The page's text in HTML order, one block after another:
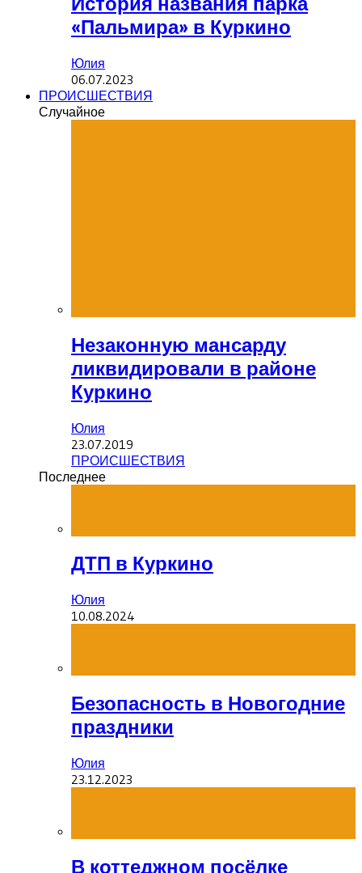
«Пальмира» в Куркино
Юлия
06.07.2023
ПРОИСШЕСТВИЯ
Случайное
Незаконную мансарду
ликвидировали в районе
Куркино
Юлия
23.07.2019
ПРОИСШЕСТВИЯ
Последнее
ДТП в Куркино
Юлия
10.08.2024
Безопасность в Новогодние
праздники
Юлия
23.12.2023
В коттеджном посёлке